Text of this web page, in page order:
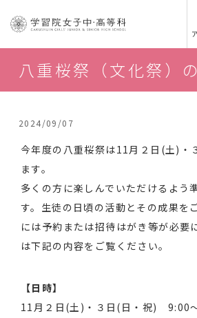
八重桜祭（文化祭）
2024/09/07
今年度の八重桜祭は11月２日(土)・
ます。
多くの方に楽しんでいただけるよう
す。生徒の日頃の活動とその成果を
には予約または招待はがき等が必要
は下記の内容をご覧ください。
【日時】
11月２日(土)・３日(日・祝) 9:00